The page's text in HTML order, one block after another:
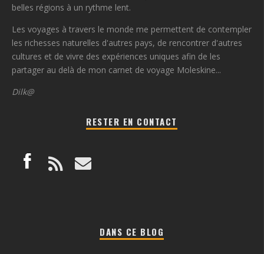
belles régions à un rythme lent.
Les voyages à travers le monde me permettent de contempler
les richesses naturelles d'autres pays, de rencontrer d'autres
cultures et de vivre des expériences uniques afin de les
partager au delà de mon carnet de voyage Moleskine...
Dilk@
RESTER EN CONTACT
DANS CE BLOG